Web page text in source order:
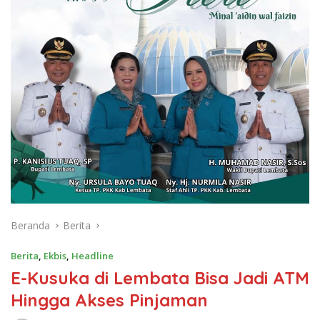
Beranda Berita
Berita, Ekbis, Headline
E-Kusuka di Lembata Bisa Jadi ATM
Hingga Akses Pinjaman